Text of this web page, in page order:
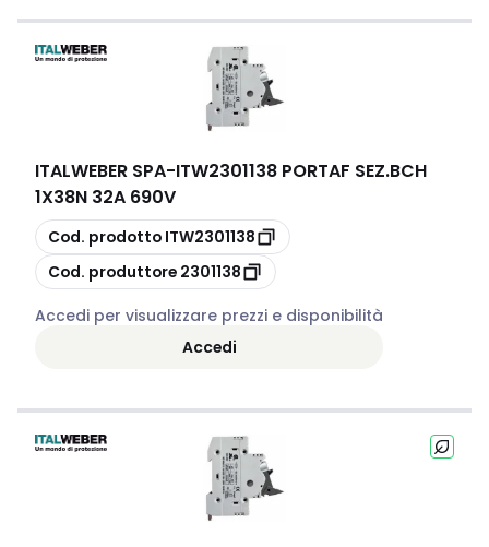
ITALWEBER SPA-ITW2301138 PORTAF SEZ.BCH
1X38N 32A 690V
copia
Cod. prodotto ITW2301138
copia
Cod. produttore 2301138
Accedi per visualizzare prezzi e disponibilità
Accedi